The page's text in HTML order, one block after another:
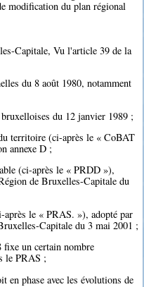
modification du plan régional
Capitale, Vu l'article 39 de la
du 8 août 1980, notamment
du 12 janvier 1989 ;
territoire (ci-après le « CoBAT
annexe D ;
(ci-après le « PRDD »),
de Bruxelles-Capitale du
le « PRAS. »), adopté par
Capitale du 3 mai 2001 ;
fixe un certain nombre
le PRAS ;
phase avec les évolutions de